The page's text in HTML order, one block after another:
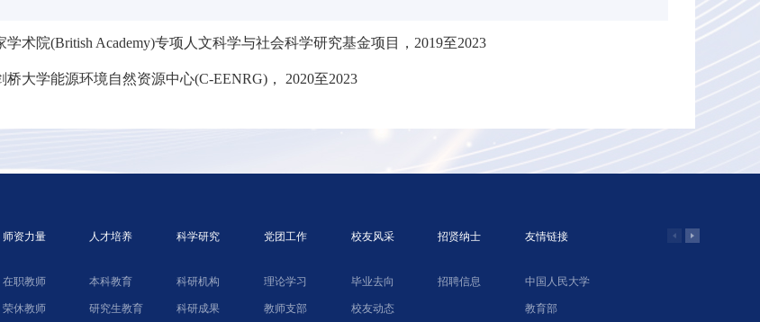
术院(British Academy)专项人文科学与社会科学研究基金项目，2019至2023
桥大学能源环境自然资源中心(C-EENRG)， 2020至2023
师资力量
在职教师
荣休教师
人才培养
本科教育
研究生教育
科学研究
科研机构
科研成果
党团工作
理论学习
教师支部
校友风采
毕业去向
校友动态
招贤纳士
招聘信息
友情链接
中国人民大学
教育部